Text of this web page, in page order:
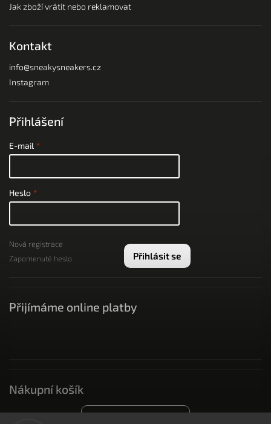
Jak zboží vrátit nebo reklamovat
Kontakt
info@sneakysneakers.cz
Instagram
Přihlášení
E-mail
Heslo
Přihlásit se
Nová registrace
Zapomenuté heslo
Přijímáme online platby
Nákupní košík